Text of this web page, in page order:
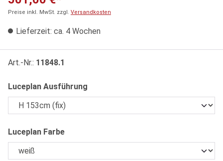
Preise inkl. MwSt. zzgl. Versandkosten
Lieferzeit: ca. 4 Wochen
Art.-Nr.: 11848.1
Luceplan Ausführung
Luceplan Farbeauswählen